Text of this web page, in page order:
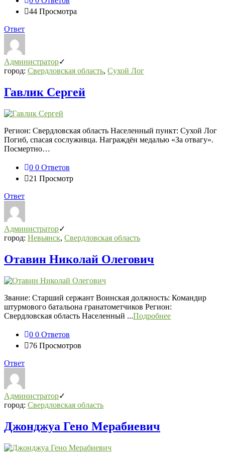
44 Просмотра
Ответ
Администратор
город: Свердловская область, Сухой Лог
Гавлик Сергей
Регион: Свердловская область Населенный пункт: Сухой Лог
Погиб, спасая сослуживца. Награждён медалью «За отвагу».
Посмертно…
0 0 Ответов
21 Просмотр
Ответ
Администратор
город: Невьянск, Свердловская область
Отавин Николай Олегович
Звание: Старший сержант Воинская должность: Командир
штурмового батальона гранатометчиков Регион:
Свердловская область Населенный ...Подробнее
0 0 Ответов
76 Просмотров
Ответ
Администратор
город: Свердловская область
Джонджуа Гено Мерабиевич